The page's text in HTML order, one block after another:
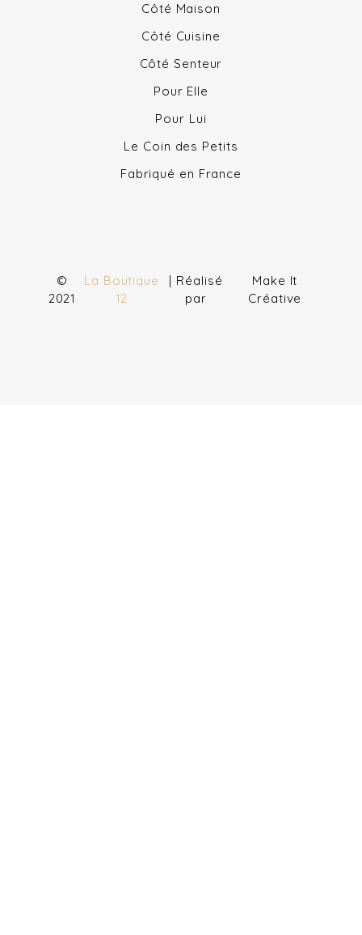
Côté Maison
Côté Cuisine
Côté Senteur
Pour Elle
Pour Lui
Le Coin des Petits
Fabriqué en France
©
2021
La Boutique
12
| Réalisé
par
Make It
Créative